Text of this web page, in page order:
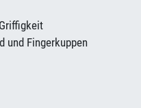
und Fingerkuppen